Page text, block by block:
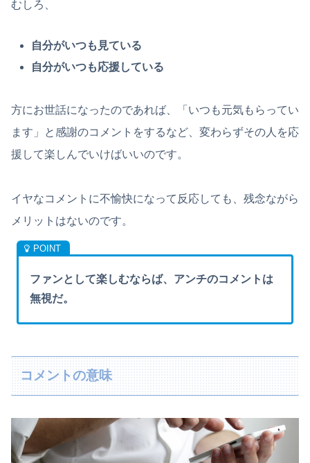
むしろ、
自分がいつも見ている
自分がいつも応援している
方にお世話になったのであれば、「いつも元気もらってい
ます」と感謝のコメントをするなど、変わらずその人を応
援して楽しんでいけばいいのです。
イヤなコメントに不愉快になって反応しても、残念ながら
メリットはないのです。
ファンとして楽しむならば、アンチのコメントは
無視だ。
コメントの意味